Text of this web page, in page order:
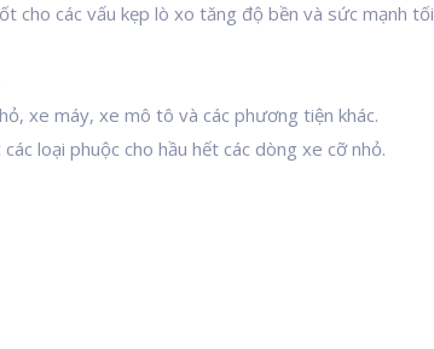
các vấu kẹp lò xo tăng độ bền và sức mạnh
xe máy, xe mô tô và các phương tiện khác.
loại phuộc cho hầu hết các dòng xe cỡ nhỏ.